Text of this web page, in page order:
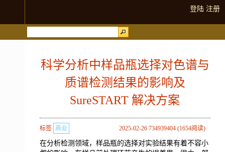
登陆 注册
科学分析中样品瓶选择对色谱与
质谱检测结果的影响及
SureSTART 解决方案
2025-02-26 734939404 (1654阅读)
标签 商业
在分析检测领域，样品瓶的选择对实验结果有着不容小